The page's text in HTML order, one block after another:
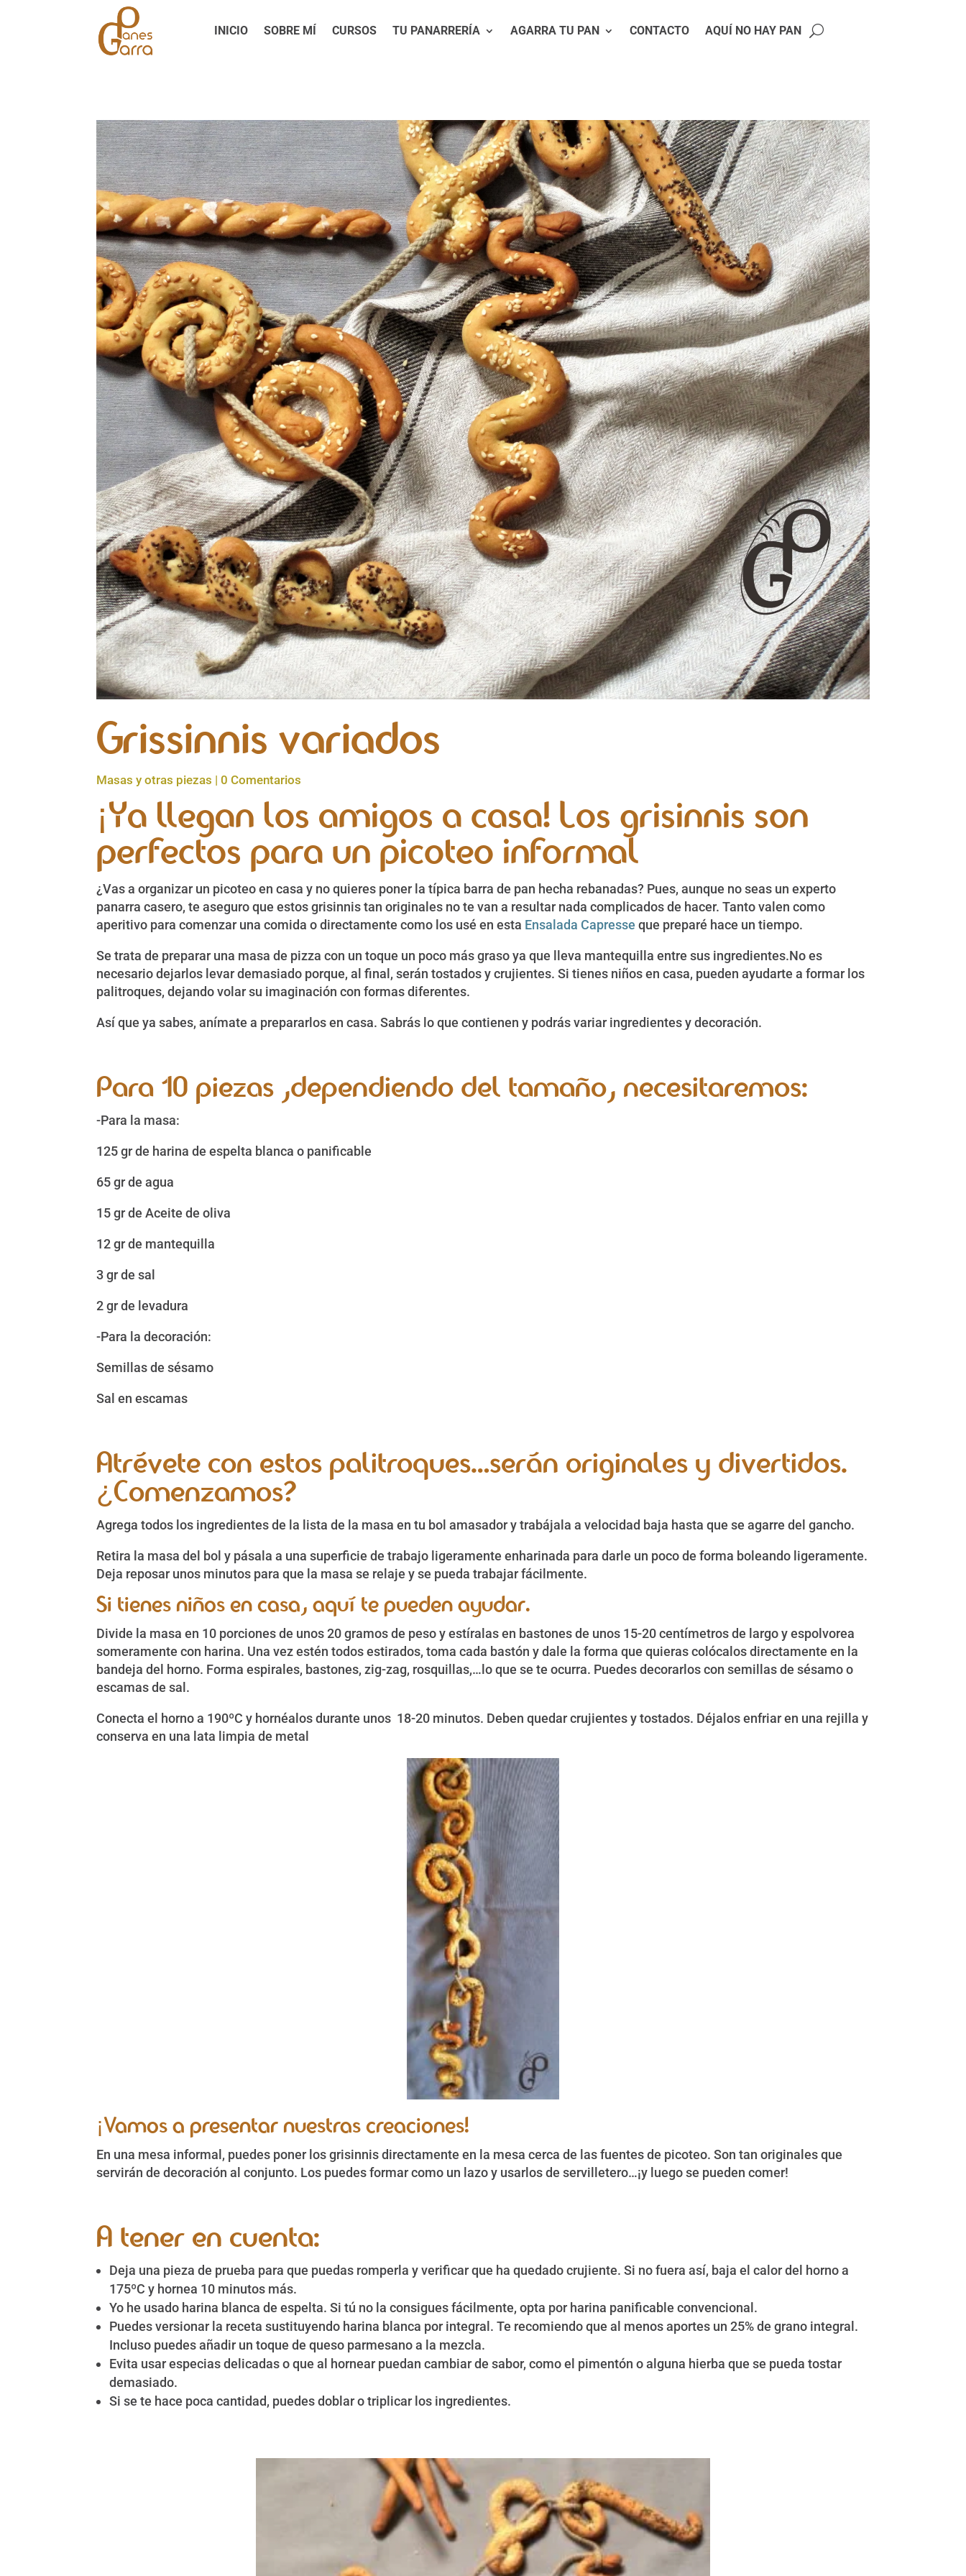
INICIO SOBRE MÍ CURSOS TU PANARRERÍA AGARRA TU PAN CONTACTO AQUÍ NO HAY PAN
Grissinnis variados
Masas y otras piezas |0 Comentarios
¡Ya llegan los amigos a casa! Los grisinnis son
perfectos para un picoteo informal
¿Vas a organizar un picoteo en casa y no quieres poner la típica barra de pan hecha rebanadas? Pues, aunque no seas un experto
panarra casero, te aseguro que estos grisinnis tan originales no te van a resultar nada complicados de hacer. Tanto valen como
aperitivo para comenzar una comida o directamente como los usé en esta Ensalada Capresse que preparé hace un tiempo.
Se trata de preparar una masa de pizza con un toque un poco más graso ya que lleva mantequilla entre sus ingredientes.No es
necesario dejarlos levar demasiado porque, al final, serán tostados y crujientes. Si tienes niños en casa, pueden ayudarte a formar los
palitroques, dejando volar su imaginación con formas diferentes.
Así que ya sabes, anímate a prepararlos en casa. Sabrás lo que contienen y podrás variar ingredientes y decoración.
Para 10 piezas ,dependiendo del tamaño, necesitaremos:
-Para la masa:
125 gr de harina de espelta blanca o panificable
65 gr de agua
15 gr de Aceite de oliva
12 gr de mantequilla
3 gr de sal
2 gr de levadura
-Para la decoración:
Semillas de sésamo
Sal en escamas
Atrévete con estos palitroques…serán originales y divertidos.
¿Comenzamos?
Agrega todos los ingredientes de la lista de la masa en tu bol amasador y trabájala a velocidad baja hasta que se agarre del gancho.
Retira la masa del bol y pásala a una superficie de trabajo ligeramente enharinada para darle un poco de forma boleando ligeramente.
Deja reposar unos minutos para que la masa se relaje y se pueda trabajar fácilmente.
Si tienes niños en casa, aquí te pueden ayudar.
Divide la masa en 10 porciones de unos 20 gramos de peso y estíralas en bastones de unos 15-20 centímetros de largo y espolvorea
someramente con harina. Una vez estén todos estirados, toma cada bastón y dale la forma que quieras colócalos directamente en la
bandeja del horno. Forma espirales, bastones, zig-zag, rosquillas,…lo que se te ocurra. Puedes decorarlos con semillas de sésamo o
escamas de sal.
Conecta el horno a 190ºC y hornéalos durante unos 18-20 minutos. Deben quedar crujientes y tostados. Déjalos enfriar en una rejilla y
conserva en una lata limpia de metal
¡Vamos a presentar nuestras creaciones!
En una mesa informal, puedes poner los grisinnis directamente en la mesa cerca de las fuentes de picoteo. Son tan originales que
servirán de decoración al conjunto. Los puedes formar como un lazo y usarlos de servilletero…¡y luego se pueden comer!
A tener en cuenta:
Deja una pieza de prueba para que puedas romperla y verificar que ha quedado crujiente. Si no fuera así, baja el calor del horno a
175ºC y hornea 10 minutos más.
Yo he usado harina blanca de espelta. Si tú no la consigues fácilmente, opta por harina panificable convencional.
Puedes versionar la receta sustituyendo harina blanca por integral. Te recomiendo que al menos aportes un 25% de grano integral.
Incluso puedes añadir un toque de queso parmesano a la mezcla.
Evita usar especias delicadas o que al hornear puedan cambiar de sabor, como el pimentón o alguna hierba que se pueda tostar
demasiado.
Si se te hace poca cantidad, puedes doblar o triplicar los ingredientes.